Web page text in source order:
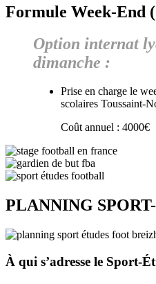
Formule Week-End
Option internat
dimanche :
Prise en charge le
scolaires Toussaint-
Coût annuel : 4000€
PLANNING
À qui s’adresse le Sport-